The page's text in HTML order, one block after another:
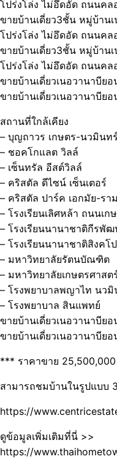
โปร่งโล่ง ไม่อึดอัด ถนนคล
ขายบ้านเดี่ยว3ชั้น หมู่บ้าน
โปร่งโล่ง ไม่อึดอัด ถนนคล
ขายบ้านเดี่ยว3ชั้น หมู่บ้าน
โปร่งโล่ง ไม่อึดอัด ถนนคล
ขายบ้านเดี่ยวเนอวานาบีย
ขายบ้านเดี่ยวเนอวานาบีย
สถานที่ใกล้เคียง
– บุญถาวร เกษตร-นวมินทร์
– ชอคโกแลต วิลล์
– เซ็นทรัล อีสต์วิลล์
– คริสตัล ดีไซน์ เซ็นเตอร์
– คริสตัล ปาร์ค เอกมัย-รา
– โรงเรียนเลิศหล้า ถนนเ
– โรงเรียนนานาชาติกีรพั
– โรงเรียนนานาชาติสิงคโ
– มหาวิทยาลัยรัตนบัณฑิต
– มหาวิทยาลัยเกษตรศาสต
– โรงพยาบาลพญาไท นวมิ
– โรงพยาบาล สินแพทย์
ขายบ้านเดี่ยวเนอวานาบีย
ขายบ้านเดี่ยวเนอวานาบีย
*** ราคาขาย
สามารถชมบ้านในรูปแบบ
https://
ดูข้อมูลเพิ่มเติมที่นี่ >>
https://